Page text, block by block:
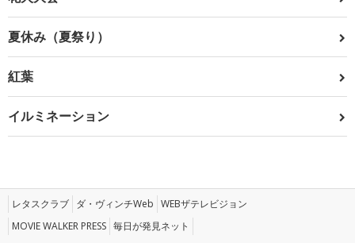
夏休み（夏祭り）
紅葉
イルミネーション
レタスクラブ ダ・ヴィンチWeb WEBザテレビジョン
MOVIE WALKER PRESS 毎日が発見ネット